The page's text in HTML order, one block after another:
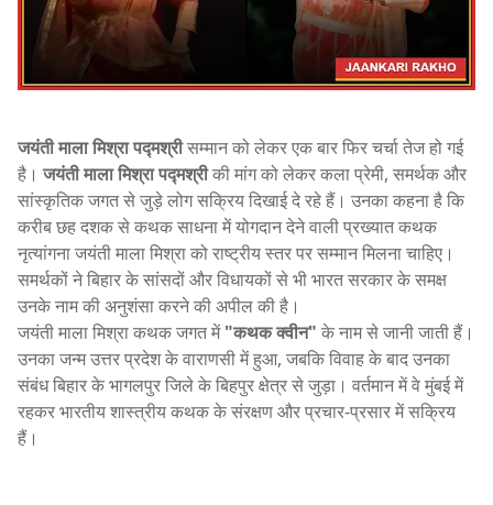
जयंती माला मिश्रा पद्मश्रीसम्मान को लेकर एक बार फिर चर्चा तेज हो गई
है।जयंती माला मिश्रा पद्मश्रीकी मांग को लेकर कला प्रेमी, समर्थक और
सांस्कृतिक जगत से जुड़े लोग सक्रिय दिखाई दे रहे हैं। उनका कहना है कि
करीब छह दशक से कथक साधना में योगदान देने वाली प्रख्यात कथक
नृत्यांगना जयंती माला मिश्रा को राष्ट्रीय स्तर पर सम्मान मिलना चाहिए।
समर्थकों ने बिहार के सांसदों और विधायकों से भी भारत सरकार के समक्ष
उनके नाम की अनुशंसा करने की अपील की है।
जयंती माला मिश्रा कथक जगत में"कथक क्वीन" के नाम से जानी जाती हैं।
उनका जन्म उत्तर प्रदेश के वाराणसी में हुआ, जबकि विवाह के बाद उनका
संबंध बिहार के भागलपुर जिले के बिहपुर क्षेत्र से जुड़ा। वर्तमान में वे मुंबई में
रहकर भारतीय शास्त्रीय कथक के संरक्षण और प्रचार-प्रसार में सक्रिय
हैं।